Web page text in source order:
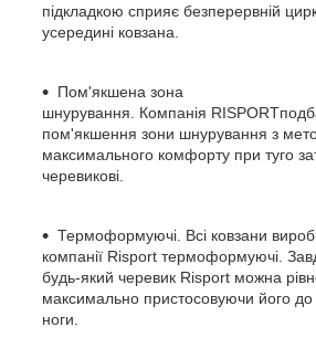
підкладкою сприяє безперервній
усередині ковзана.
Пом'якшена зона
шнурування.
Компанія RISPORT
пом'якшення зони шнурування з
максимального комфорту при туго
черевикові.
Термоформуючі. Всі ковзани
компанії Risport термоформуючі.
будь-який черевик Risport можна
максимально пристосовуючи його
ноги.